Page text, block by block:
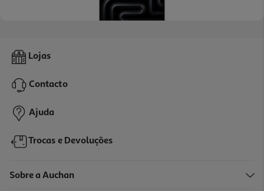
Macbook Pro 16' Apple (m5 Max/48gb/2tb Space Black)
5.799,99 €
Lojas
Contacto
Ajuda
Trocas e Devoluções
Sobre a Auchan